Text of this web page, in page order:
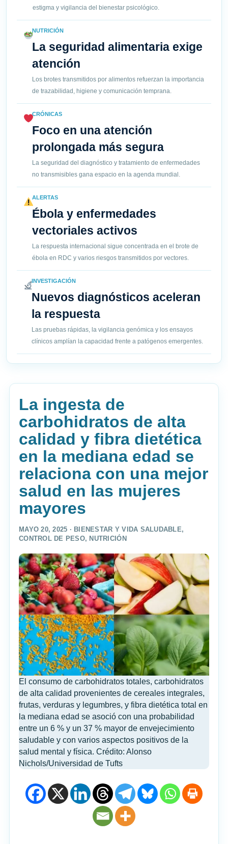
estigma y vigilancia del bienestar psicológico.
NUTRICIÓN
La seguridad alimentaria exige
atención
Los brotes transmitidos por alimentos refuerzan la importancia
de trazabilidad, higiene y comunicación temprana.
CRÓNICAS
Foco en una atención
prolongada más segura
La seguridad del diagnóstico y tratamiento de enfermedades
no transmisibles gana espacio en la agenda mundial.
ALERTAS
Ébola y enfermedades
vectoriales activos
La respuesta internacional sigue concentrada en el brote de
ébola en RDC y varios riesgos transmitidos por vectores.
INVESTIGACIÓN
Nuevos diagnósticos aceleran
la respuesta
Las pruebas rápidas, la vigilancia genómica y los ensayos
clínicos amplían la capacidad frente a patógenos emergentes.
La ingesta de
carbohidratos de alta
calidad y fibra dietética
en la mediana edad se
relaciona con una mejor
salud en las mujeres
mayores
MAYO 20, 2025 · BIENESTAR Y VIDA SALUDABLE,
CONTROL DE PESO, NUTRICIÓN
El consumo de carbohidratos totales, carbohidratos
de alta calidad provenientes de cereales integrales,
frutas, verduras y legumbres, y fibra dietética total en
la mediana edad se asoció con una probabilidad
entre un 6 % y un 37 % mayor de envejecimiento
saludable y con varios aspectos positivos de la
salud mental y física. Crédito: Alonso
Nichols/Universidad de Tufts